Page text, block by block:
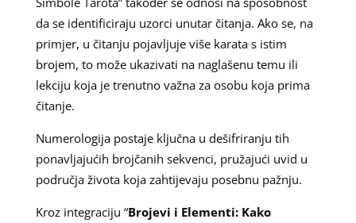
da se identificiraju uzorci unutar čitanja. Ako se, na
primjer, u čitanju pojavljuje više karata s istim
brojem, to može ukazivati na naglašenu temu ili
lekciju koja je trenutno važna za osobu koja prima
čitanje.
Numerologija postaje ključna u dešifriranju tih
ponavljajućih brojčanih sekvenci, pružajući uvid u
područja života koja zahtijevaju posebnu pažnju.
Kroz integraciju “Brojevi i Elementi: Kako